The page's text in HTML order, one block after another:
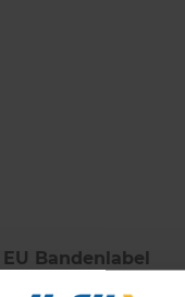
EU Bandenlabel